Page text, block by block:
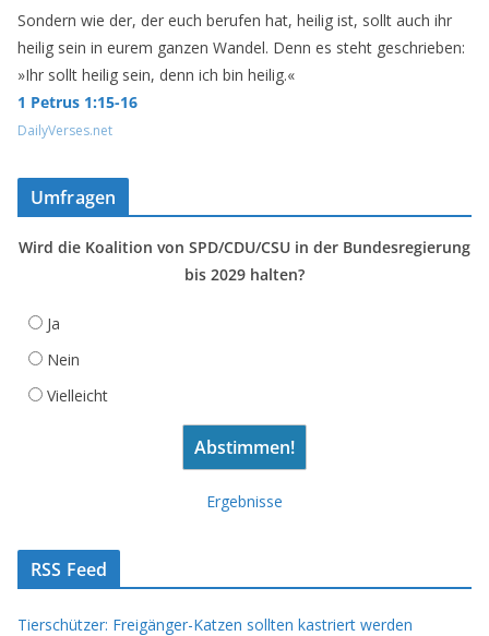
Sondern wie der, der euch berufen hat, heilig ist, sollt auch ihr
heilig sein in eurem ganzen Wandel. Denn es steht geschrieben:
»Ihr sollt heilig sein, denn ich bin heilig.«
1 Petrus 1:15-16
DailyVerses.net
Umfragen
Wird die Koalition von SPD/CDU/CSU in der Bundesregierung
bis 2029 halten?
Ja
Nein
Vielleicht
Ergebnisse
RSS Feed
Tierschützer: Freigänger-Katzen sollten kastriert werden